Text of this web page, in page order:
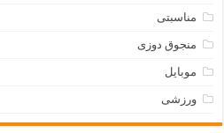
مناسبتی
منجوق دوزی
موبایل
ورزشی